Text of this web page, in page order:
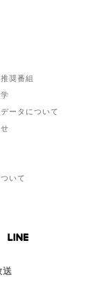
奨番組
ータについて
いて